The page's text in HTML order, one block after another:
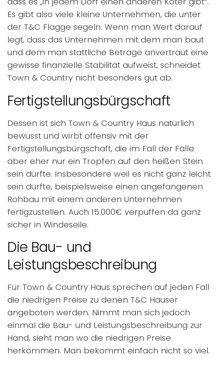
Es gibt also viele kleine Unternehmen, die unter
der T&C Flagge segeln. Wenn man Wert darauf
legt, dass das Unternehmen mit dem man baut
und dem man stattliche Beträge anvertraut eine
gewisse finanzielle Stabilität aufweist, schneidet
Town & Country nicht besonders gut ab.
Fertigstellungsbürgschaft
Dessen ist sich Town & Country Haus natürlich
bewusst und wirbt offensiv mit der
Fertigstellungsbürgschaft, die im Fall der Fälle
aber eher nur ein Tropfen auf den heißen Stein
sein dürfte. Insbesondere weil es nicht ganz leicht
sein dürfte, beispielsweise einen angefangenen
Rohbau mit einem anderen Unternehmen
fertigzustellen. Auch 15.000€ verpuffen da ganz
sicher in Windeseile.
Die Bau- und
Leistungsbeschreibung
Für Town & Country Haus sprechen auf jeden Fall
die niedrigen Preise zu denen T&C Häuser
angeboten werden. Nimmt man sich jedoch
einmal die Bau- und Leistungsbeschreibung zur
Hand, sieht man wo die niedrigen Preise
herkommen. Man bekommt einfach nicht so viel.